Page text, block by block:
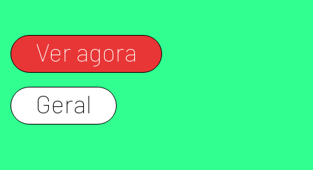
Ver agora
Geral